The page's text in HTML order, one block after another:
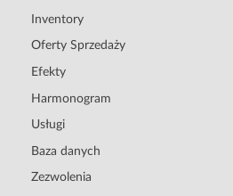
Inventory
Oferty Sprzedaży
Efekty
Harmonogram
Usługi
Baza danych
Zezwolenia